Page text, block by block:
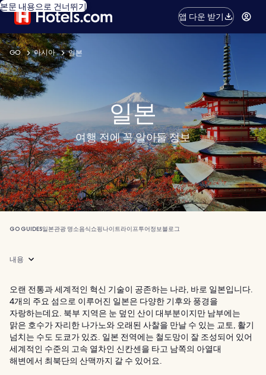
본문 내용으로 건너뛰기
앱 다운 받기
GO 아시아 일본
일본
여행 전에 꼭 알아둘 정보
GO GUIDES일본관광 명소음식쇼핑나이트라이프투어정보블로그
내용
오랜 전통과 세계적인 혁신 기술이 공존하는 나라, 바로 일본입니다.
4개의 주요 섬으로 이루어진 일본은 다양한 기후와 풍경을
자랑하는데요. 북부 지역은 눈 덮인 산이 대부분이지만 남부에는
맑은 호수가 자리한 나가노와 오래된 사찰을 만날 수 있는 교토, 활기
넘치는 수도 도쿄가 있죠. 일본 전역에는 철도망이 잘 조성되어 있어
세계적인 수준의 고속 열차인 신칸센을 타고 남쪽의 아열대
해변에서 최북단의 산맥까지 갈 수 있어요.